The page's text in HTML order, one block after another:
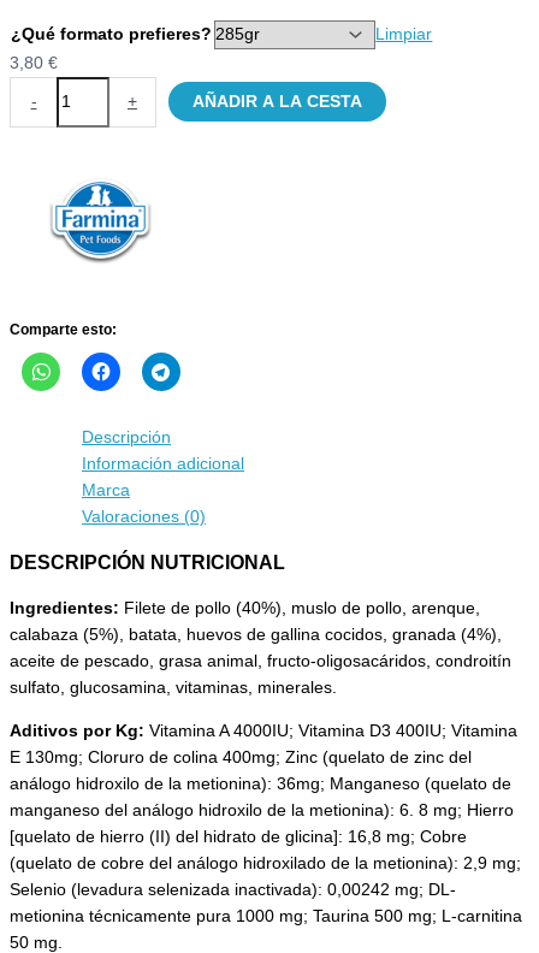
21,90 €
¿Qué formato prefieres?
Limpiar
3,80 €
-
N&D
granada
cantidad
+ AÑADIR A LA CESTA
Comparte esto:
Descripción
Información adicional
Marca
Valoraciones (0)
DESCRIPCIÓN NUTRICIONAL
Ingredientes: Filete de pollo (40%), muslo de pollo, arenque,
calabaza (5%), batata, huevos de gallina cocidos, granada (4%),
aceite de pescado, grasa animal, fructo-oligosacáridos, condroitín
sulfato, glucosamina, vitaminas, minerales.
Aditivos por Kg: Vitamina A 4000IU; Vitamina D3 400IU; Vitamina
E 130mg; Cloruro de colina 400mg; Zinc (quelato de zinc del
análogo hidroxilo de la metionina): 36mg; Manganeso (quelato de
manganeso del análogo hidroxilo de la metionina): 6. 8 mg; Hierro
[quelato de hierro (II) del hidrato de glicina]: 16,8 mg; Cobre
(quelato de cobre del análogo hidroxilado de la metionina): 2,9 mg;
Selenio (levadura selenizada inactivada): 0,00242 mg; DL-
metionina técnicamente pura 1000 mg; Taurina 500 mg; L-carnitina
50 mg.